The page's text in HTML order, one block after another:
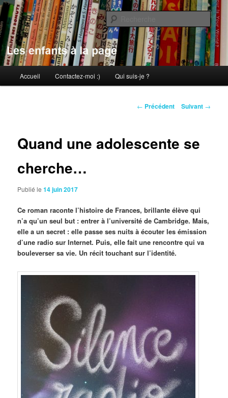
Aller
au
contenu
principalLes enfants à la page
principal
Accueil Contactez-moi :) Qui suis-je ?
Navigation
← Précédent Suivant →
Quand une adolescente se
cherche…
Publié le14 juin 2017
Ce roman raconte l’histoire de Frances, brillante élève qui
n’a qu’un seul but : entrer à l’université de Cambridge. Mais,
elle a un secret : elle passe ses nuits à écouter les émission
d’une radio sur Internet. Puis, elle fait une rencontre qui va
bouleverser sa vie. Un récit touchant sur l’identité.